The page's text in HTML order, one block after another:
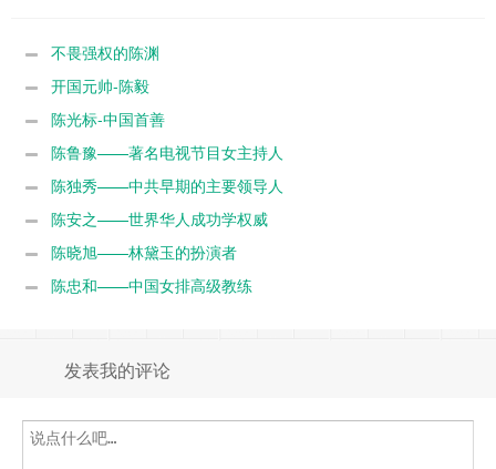
不畏强权的陈渊
开国元帅-陈毅
陈光标-中国首善
陈鲁豫——著名电视节目女主持人
陈独秀——中共早期的主要领导人
陈安之——世界华人成功学权威
陈晓旭——林黛玉的扮演者
陈忠和——中国女排高级教练
发表我的评论